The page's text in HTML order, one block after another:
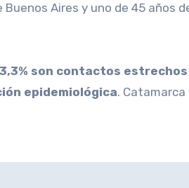
Aires y uno de 45 años
son contactos
epidemiológica.